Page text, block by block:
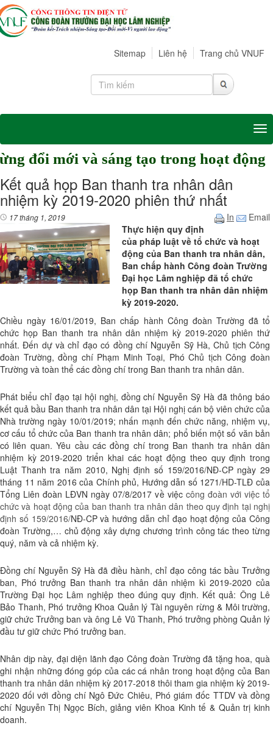
Sitemap Liên hệ Trang chủ VNUF
mới và sáng tạo trong hoạt động
Kết quả họp Ban thanh tra nhân dân
nhiệm kỳ 2019-2020 phiên thứ nhất
17 tháng 1, 2019 In
Email
Thực hiện quy định
của pháp luật về tổ chức và hoạt
động của Ban thanh tra nhân dân,
Ban chấp hành Công đoàn Trường
Đại học Lâm nghiệp đã tổ chức
họp Ban thanh tra nhân dân nhiệm
kỳ 2019-2020.
Chiều ngày 16/01/2019, Ban chấp hành Công đoàn Trường đã tổ
chức họp Ban thanh tra nhân dân nhiệm kỳ 2019-2020 phiên thứ
nhất. Đến dự và chỉ đạo có đồng chí Nguyễn Sỹ Hà, Chủ tịch Công
đoàn Trường, đồng chí Phạm Minh Toại, Phó Chủ tịch Công đoàn
Trường và toàn thể các đồng chí trong Ban thanh tra nhân dân.
Phát biểu chỉ đạo tại hội nghị, đồng chí Nguyễn Sỹ Hà đã thông báo
kết quả bầu Ban thanh tra nhân dân tại Hội nghị cán bộ viên chức của
Nhà trường ngày 10/01/2019; nhấn mạnh đến chức năng, nhiệm vụ,
cơ cấu tổ chức của Ban thanh tra nhân dân; phổ biến một số văn bản
có liên quan. Yêu cầu các đồng chí trong Ban thanh tra nhân dân
nhiệm kỳ 2019-2020 triển khai các hoạt động theo quy định trong
Luật Thanh tra năm 2010, Nghị định số 159/2016/NĐ-CP ngày 29
tháng 11 năm 2016 của Chính phủ, Hướng dẫn số 1271/HD-TLĐ của
Tổng Liên đoàn LĐVN ngày 07/8/2017 về việc công đoàn với việc tổ
chức và hoạt động của ban thanh tra nhân dân theo quy định tại nghị
định số 159/2016/NĐ-CP và hướng dẫn chỉ đạo hoạt động của Công
đoàn Trường,… chủ động xây dựng chương trình công tác theo từng
quý, năm và cả nhiệm kỳ.
Đồng chí Nguyễn Sỹ Hà đã điều hành, chỉ đạo công tác bầu Trưởng
ban, Phó trưởng Ban thanh tra nhân dân nhiệm kì 2019-2020 của
Trường Đại học Lâm nghiệp theo đúng quy định. Kết quả: Ông Lê
Bảo Thanh, Phó trưởng Khoa Quản lý Tài nguyên rừng & Môi trường,
giữ chức Trưởng ban và ông Lê Vũ Thanh, Phó trưởng phòng Quản lý
đầu tư giữ chức Phó trưởng ban.
Nhân dịp này, đại diện lãnh đạo Công đoàn Trường đã tặng hoa, quà
ghi nhận những đóng góp của các cá nhân trong hoạt động của Ban
thanh tra nhân dân nhiệm kỳ 2017-2018 thôi tham gia nhiệm kỳ 2019-
2020 đối với đồng chí Ngô Đức Chiêu, Phó giám đốc TTDV và đồng
chí Nguyễn Thị Ngọc Bích, giảng viên Khoa Kinh tế & Quản trị kinh
doanh.